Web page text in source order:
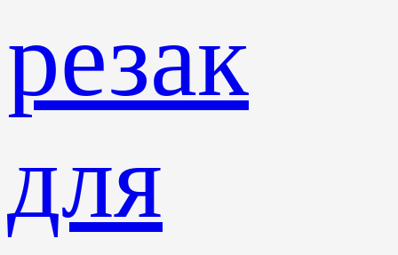
резак
для